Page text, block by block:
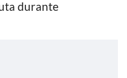
durante